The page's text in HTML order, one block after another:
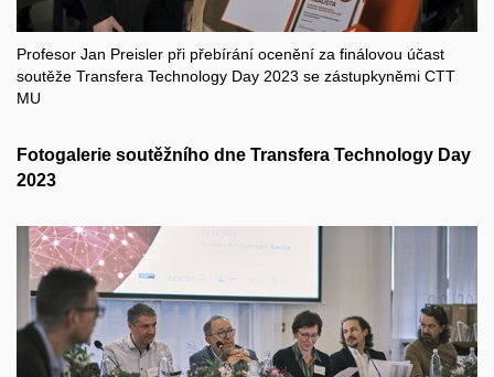
Profesor Jan Preisler při přebírání ocenění za finálovou účast
soutěže Transfera Technology Day 2023 se zástupkyněmi CTT
MU
Fotogalerie soutěžního dne Transfera Technology Day
2023